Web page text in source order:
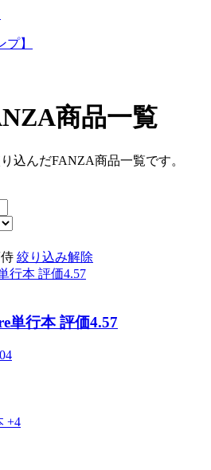
】
商品一覧
込んだFANZA商品一覧です。
絞り込み解除
単行本 評価4.57
+4